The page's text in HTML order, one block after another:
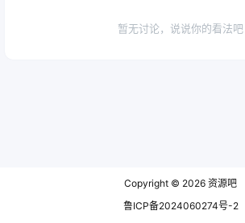
暂无讨论，说说你的看法吧
Copyright © 2026 资源吧
鲁ICP备2024060274号-2